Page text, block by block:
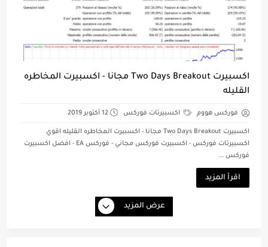
اكسبيرت Two Days Breakout مجانا - اكسبيرت المخاطره
القليله
فوركس هووم اكسبيرتات فوركس 12 أكتوبر 2019
اكسبيرت Two Days Breakout مجانا - اكسبيرت المخاطره القليله اقوي
اكسبيرتات فوركس - اكسبيرت فوركس مجاني - فوركس EA - افضل اكسبيرت
فوركس ...
اقرأ المزيد
عرض المزيد